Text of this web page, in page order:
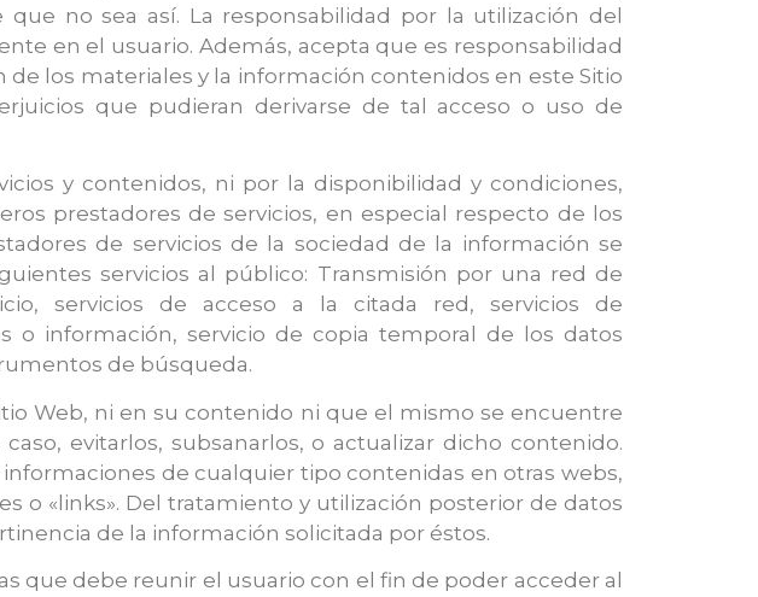
no sea así. La responsabilidad por la utilización del
en el usuario. Además, acepta que es responsabilidad
los materiales y la información contenidos en este Sitio
que pudieran derivarse de tal acceso o uso de
y contenidos, ni por la disponibilidad y condiciones,
prestadores de servicios, en especial respecto de los
de servicios de la sociedad de la información se
servicios al público: Transmisión por una red de
servicios de acceso a la citada red, servicios de
o información, servicio de copia temporal de los datos
de búsqueda.
Web, ni en su contenido ni que el mismo se encuentre
evitarlos, subsanarlos, o actualizar dicho contenido.
de cualquier tipo contenidas en otras webs,
o «links». Del tratamiento y utilización posterior de datos
de la información solicitada por éstos.
que debe reunir el usuario con el fin de poder acceder al